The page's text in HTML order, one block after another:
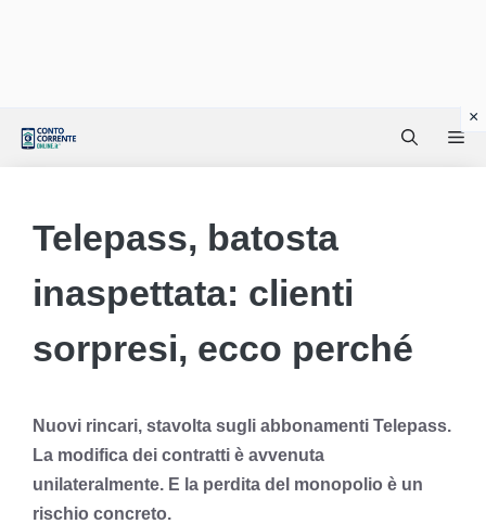
Telepass, batosta
inaspettata: clienti
sorpresi, ecco perché
Nuovi rincari, stavolta sugli abbonamenti Telepass.
La modifica dei contratti è avvenuta
unilateralmente. E la perdita del monopolio è un
rischio concreto.